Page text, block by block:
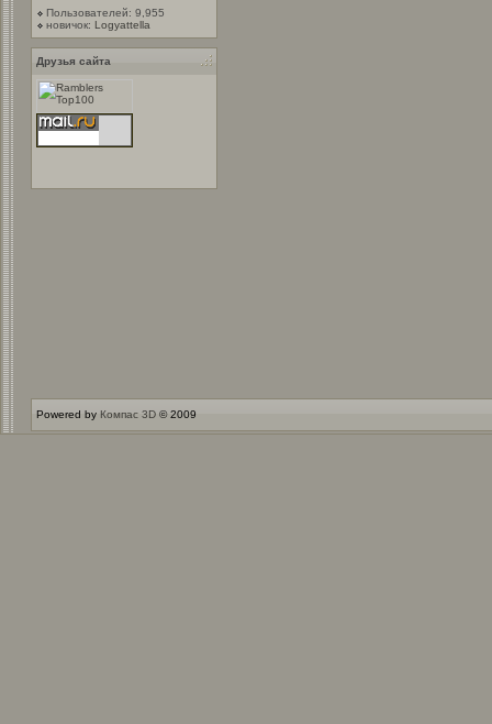
Пользователей: 9,955
новичок: Logyattella
Друзья сайта
Powered by Компас 3D © 2009